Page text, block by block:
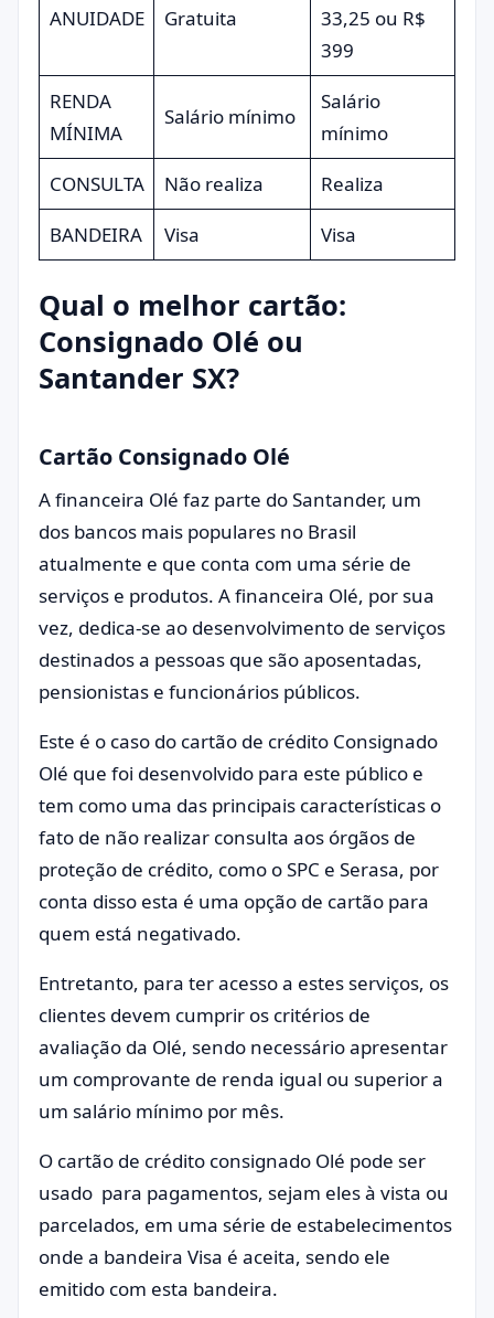
ANUIDADE Gratuita
33,25 ou R$
399
RENDA
MÍNIMA
Salário mínimo
Salário
mínimo
CONSULTA
Não realiza
Realiza
BANDEIRA
Visa Visa
Qual o melhor cartão:
Consignado Olé ou
Santander SX?
Cartão Consignado Olé
A financeira Olé faz parte do Santander, um
dos bancos mais populares no Brasil
atualmente e que conta com uma série de
serviços e produtos. A financeira Olé, por sua
vez, dedica-se ao desenvolvimento de serviços
destinados a pessoas que são aposentadas,
pensionistas e funcionários públicos.
Este é o caso do cartão de crédito Consignado
Olé que foi desenvolvido para este público e
tem como uma das principais características o
fato de não realizar consulta aos órgãos de
proteção de crédito, como o SPC e Serasa, por
conta disso esta é uma opção de cartão para
quem está negativado.
Entretanto, para ter acesso a estes serviços, os
clientes devem cumprir os critérios de
avaliação da Olé, sendo necessário apresentar
um comprovante de renda igual ou superior a
um salário mínimo por mês.
O cartão de crédito consignado Olé pode ser
usado para pagamentos, sejam eles à vista ou
parcelados, em uma série de estabelecimentos
onde a bandeira Visa é aceita, sendo ele
emitido com esta bandeira.